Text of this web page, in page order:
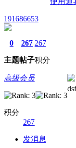
191686653
0
主题
267
帖子
267
积分
高级会员
积分
267
发消息